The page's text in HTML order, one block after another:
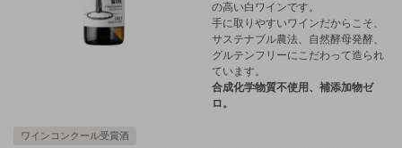
の高い白ワインです。
手に取りやすいワインだからこそ、
サステナブル農法、自然酵母発酵、
グルテンフリーにこだわって造られ
ています。
合成化学物質不使用、補添加物ゼ
ロ。
ワインコンクール受賞酒